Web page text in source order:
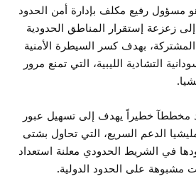
مسؤول رفيع مكلف بإدارة أمن الحدود
زعزعة إستقرار المناطق الحدودية
بهدف كسر السيطرة الأمنية
التشادية الليبية، التي تمنع مرور
مخططآ خطيراً يهدف إلى تسهيل عبور
الدعم السريع، التي تحاول بشتى
في الشريط الحدودي معلنة استعداد
مشبوهة على الحدود الدولية.